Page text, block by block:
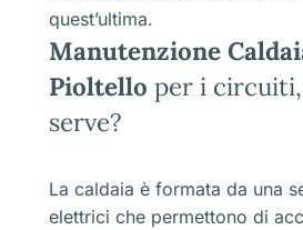
quest’ultima.
Manutenzione
Pioltello per i circuiti,
serve?
La caldaia è formata da una
elettrici che permettono di